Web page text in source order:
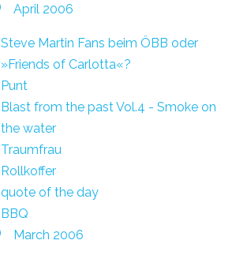
April 2006
Steve Martin Fans beim ÖBB oder
»Friends of Carlotta«?
Punt
Blast from the past Vol.4 - Smoke on
the water
Traumfrau
Rollkoffer
quote of the day
BBQ
March 2006